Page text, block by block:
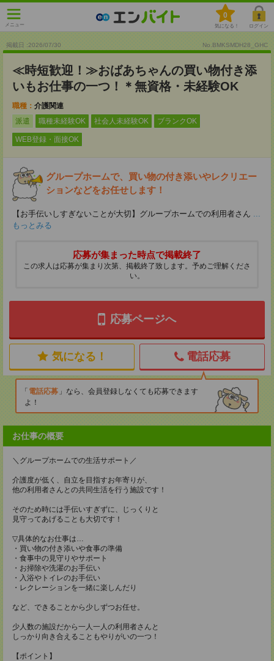
メニュー
0
気になる！ ログイン
掲載日 :2026/07/30 No.BMKSMDH28_GHC
≪時短歓迎！≫おばあちゃんの買い物付き添
いもお仕事の一つ！＊無資格・未経験OK
職種： 介護関連
派遣
職種未経験OK 社会人未経験OK ブランクOK
WEB登録・面接OK
グループホームで、買い物の付き添いやレクリエー
ションなどをお任せします！
【お手伝いしすぎないことが大切】グループホームでの利用者さん ...
もっとみる
応募が集まった時点で掲載終了
この求人は応募が集まり次第、掲載終了致します。予めご理解くださ
い。
応募ページへ
気になる！ 電話応募
電話応募
なら、会員登録しなくても応募できます
よ！
お仕事の概要
＼グループホームでの生活サポート／
介護度が低く、自立を目指すお年寄りが、
他の利用者さんとの共同生活を行う施設です！
そのため時には手伝いすぎずに、じっくりと
見守ってあげることも大切です！
▽具体的なお仕事は…
・買い物の付き添いや食事の準備
・食事中の見守りやサポート
・お掃除や洗濯のお手伝い
・入浴やトイレのお手伝い
・レクレーションを一緒に楽しんだり
など、できることから少しずつお任せ。
少人数の施設だから一人一人の利用者さんと
しっかり向き合えることもやりがいの一つ！
【ポイント】